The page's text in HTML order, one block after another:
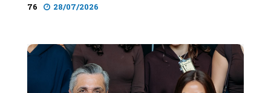
76 28/07/2026